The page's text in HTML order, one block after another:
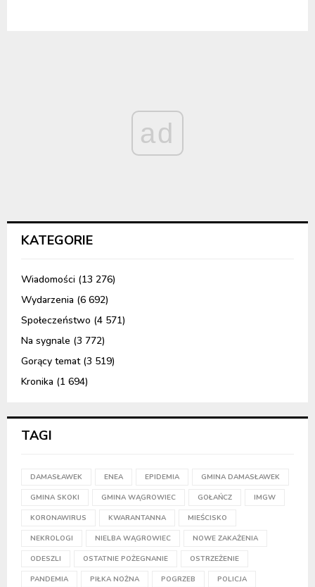
ad
KATEGORIE
Wiadomości (13 276)
Wydarzenia (6 692)
Społeczeństwo (4 571)
Na sygnale (3 772)
Gorący temat(3 519)
Kronika (1 694)
TAGI
DAMASŁAWEK ENEA EPIDEMIA GMINA DAMASŁAWEK
GMINA SKOKI GMINA WĄGROWIEC GOŁAŃCZ IMGW
KORONAWIRUS KWARANTANNA MIEŚCISKO
NEKROLOGI NIELBA WĄGROWIEC NOWE ZAKAŻENIA
ODESZLI OSTATNIE POŻEGNANIE OSTRZEŻENIE
PANDEMIA PIŁKA NOŻNA POGRZEB POLICJA